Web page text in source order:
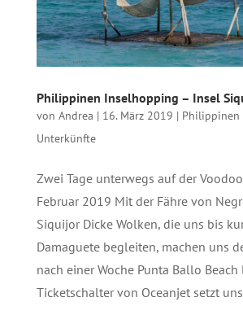
Philippinen Inselhopping – Insel
von Andrea | 16. März 2019 | Philippinen
Unterkünfte
Zwei Tage unterwegs auf der
Februar 2019 Mit der Fähre von
Siquijor Dicke Wolken, die uns bis
Damaguete begleiten, machen uns
nach einer Woche Punta Ballo Beach
Ticketschalter von Oceanjet setzt